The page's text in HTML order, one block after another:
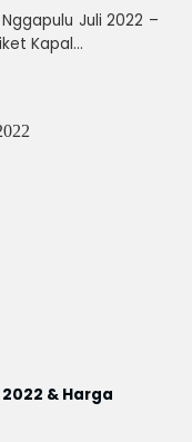
Juli 2022 –
Kapal...
& Harga